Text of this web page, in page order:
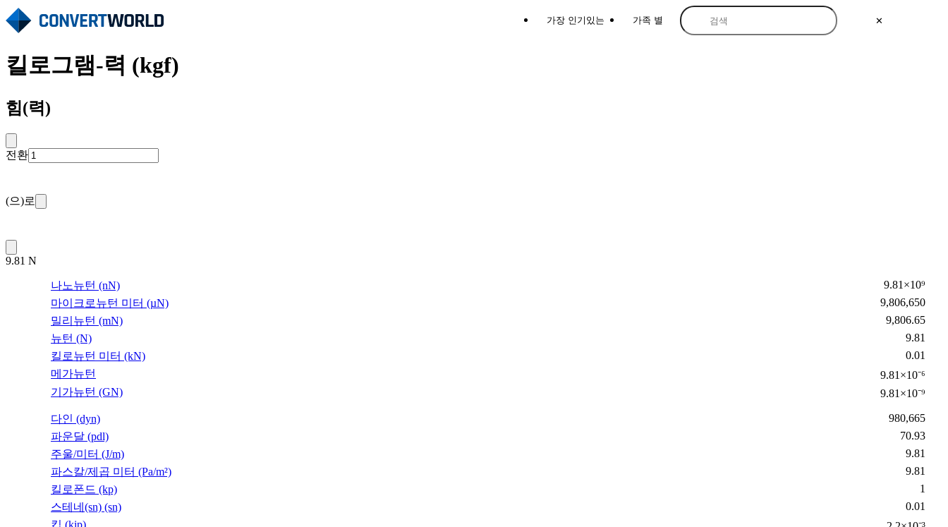
✕
가장 인기있는 가족 별
킬로그램-력 (kgf)
힘(력)
전환
(으)로
9.81 N
나노뉴턴 (nN)
9.81×10⁹
마이크로뉴턴 미터 (µN)
9,806,650
밀리뉴턴 (mN)
9,806.65
뉴턴 (N)
9.81
킬로뉴턴 미터 (kN)
0.01
메가뉴턴
9.81×10⁻⁶
기가뉴턴 (GN)
9.81×10⁻⁹
다인 (dyn)
980,665
파운달 (pdl)
70.93
주울/미터 (J/m)
9.81
파스칼/제곱 미터 (Pa/m²)
9.81
킬로폰드 (kp)
1
스테네(sn) (sn)
0.01
킵 (kip)